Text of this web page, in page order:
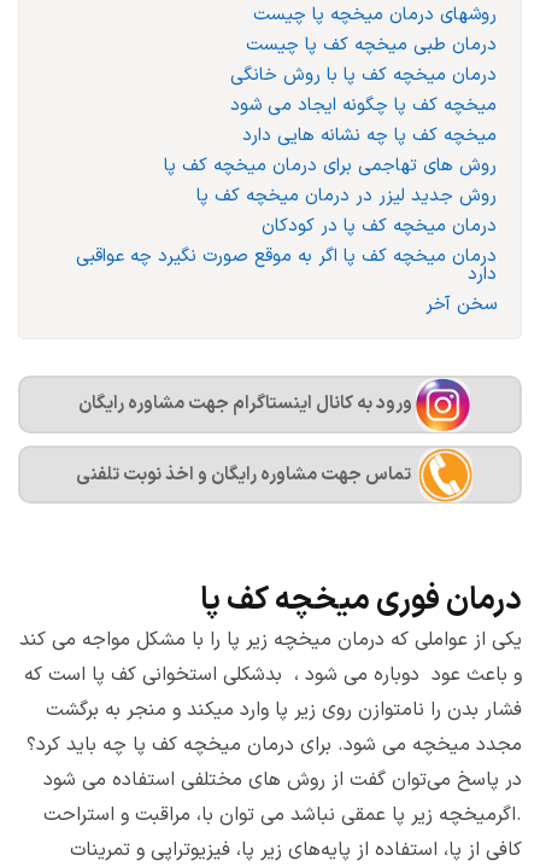
روشهای درمان میخچه پا چیست
درمان طبی میخچه کف پا چیست
درمان میخچه کف پا با روش خانگی
میخچه کف پا چگونه ایجاد می شود
میخچه کف پا چه نشانه هایی دارد
روش های تهاجمی برای درمان میخچه کف پا
روش جدید لیزر در درمان میخچه کف پا
درمان میخچه کف پا در کودکان
درمان میخچه کف پا اگر به موقع صورت نگیرد چه عواقبی
دارد
سخن آخر
ورود به کانال اینستاگرام جهت مشاوره رایگان
تماس جهت مشاوره رايگان و اخذ نوبت تلفنی
درمان فوری میخچه کف پا
یکی از عواملی که درمان میخچه زیر پا را با مشکل مواجه می کند
و باعث عود دوباره می شود ، بدشکلی استخوانی کف پا است که
فشار بدن را نامتوازن روی زیر پا وارد میکند و منجر به برگشت
مجدد میخچه می شود. برای درمان میخچه کف پا چه باید کرد؟
در پاسخ می‌توان گفت از روش های مختلفی استفاده می شود
.اگرمیخچه زیر پا عمقی نباشد می توان با، مراقبت و استراحت
کافی از پا، استفاده از پایه‌های زیر پا، فیزیوتراپی و تمرینات